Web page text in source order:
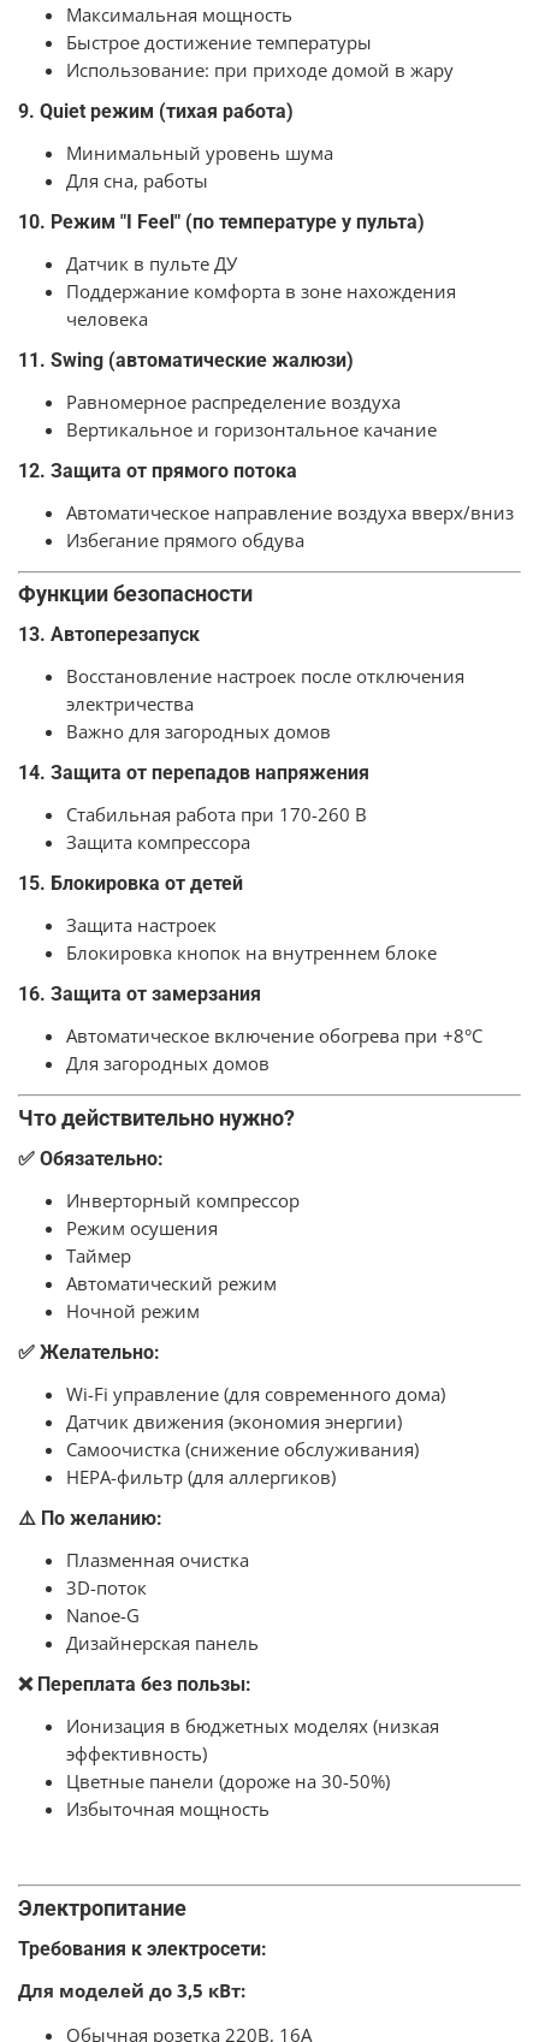
Максимальная мощность
Быстрое достижение температуры
Использование: при приходе домой в жару
9. Quiet режим (тихая работа)
Минимальный уровень шума
Для сна, работы
10. Режим "I Feel" (по температуре у пульта)
Датчик в пульте ДУ
Поддержание комфорта в зоне нахождения
человека
11. Swing (автоматические жалюзи)
Равномерное распределение воздуха
Вертикальное и горизонтальное качание
12. Защита от прямого потока
Автоматическое направление воздуха вверх/вниз
Избегание прямого обдува
Функции безопасности
13. Автоперезапуск
Восстановление настроек после отключения
электричества
Важно для загородных домов
14. Защита от перепадов напряжения
Стабильная работа при 170-260 В
Защита компрессора
15. Блокировка от детей
Защита настроек
Блокировка кнопок на внутреннем блоке
16. Защита от замерзания
Автоматическое включение обогрева при +8°C
Для загородных домов
Что действительно нужно?
✅ Обязательно:
Инверторный компрессор
Режим осушения
Таймер
Автоматический режим
Ночной режим
✅ Желательно:
Wi-Fi управление (для современного дома)
Датчик движения (экономия энергии)
Самоочистка (снижение обслуживания)
HEPA-фильтр (для аллергиков)
⚠️ По желанию:
Плазменная очистка
3D-поток
Nanoe-G
Дизайнерская панель
❌ Переплата без пользы:
Ионизация в бюджетных моделях (низкая
эффективность)
Цветные панели (дороже на 30-50%)
Избыточная мощность
Электропитание
Требования к электросети:
Для моделей до 3,5 кВт:
Обычная розетка 220В, 16А